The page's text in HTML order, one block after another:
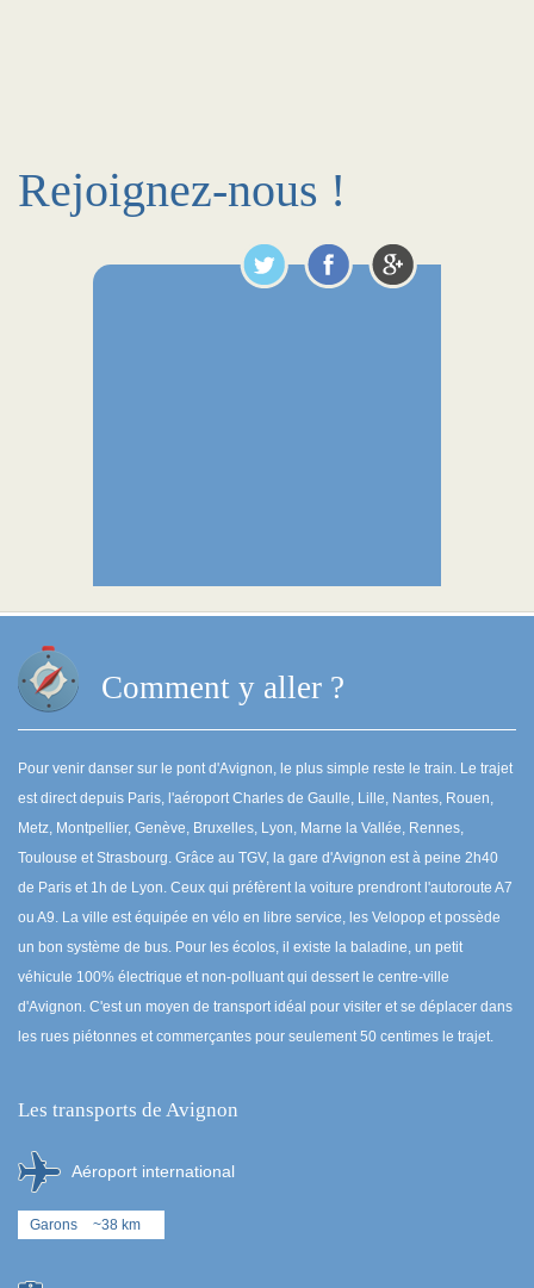
Rejoignez-nous !
Comment y aller ?
Pour venir danser sur le pont d'Avignon, le plus simple reste le train. Le trajet
est direct depuis Paris, l'aéroport Charles de Gaulle, Lille, Nantes, Rouen,
Metz, Montpellier, Genève, Bruxelles, Lyon, Marne la Vallée, Rennes,
Toulouse et Strasbourg. Grâce au TGV, la gare d'Avignon est à peine 2h40
de Paris et 1h de Lyon. Ceux qui préfèrent la voiture prendront l'autoroute A7
ou A9. La ville est équipée en vélo en libre service, les Velopop et possède
un bon système de bus. Pour les écolos, il existe la baladine, un petit
véhicule 100% électrique et non-polluant qui dessert le centre-ville
d'Avignon. C'est un moyen de transport idéal pour visiter et se déplacer dans
les rues piétonnes et commerçantes pour seulement 50 centimes le trajet.
Les transports de Avignon
Aéroport international
Garons ~38 km